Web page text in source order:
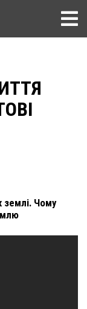
землі. Чому